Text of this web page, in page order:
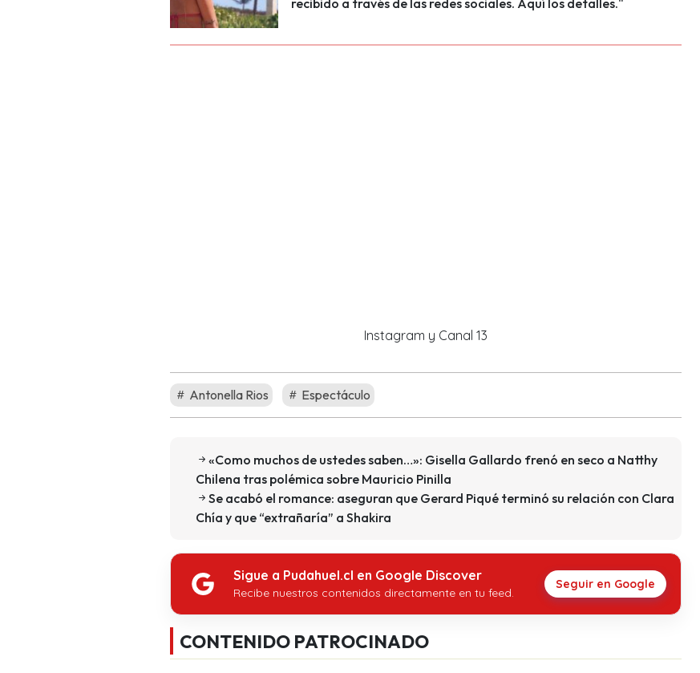
recibido a través de las redes sociales. Aquí los detalles."
Instagram y Canal 13
Antonella Rios Espectáculo
«Como muchos de ustedes saben…»: Gisella Gallardo frenó en seco a Natthy
Chilena tras polémica sobre Mauricio Pinilla
Se acabó el romance: aseguran que Gerard Piqué terminó su relación con Clara
Chía y que “extrañaría” a Shakira
Sigue a Pudahuel.cl en Google Discover
Recibe nuestros contenidos directamente en tu feed.
Seguir en Google
CONTENIDO PATROCINADO